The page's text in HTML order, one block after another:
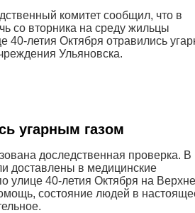
комитет сообщил, что в
со вторника на среду жильцы
40-летия Октября отравились
Ульяновска.
угарным газом
доследственная проверка. В
доставлены в медицинские
улице 40-летия Октября на
состояние людей в